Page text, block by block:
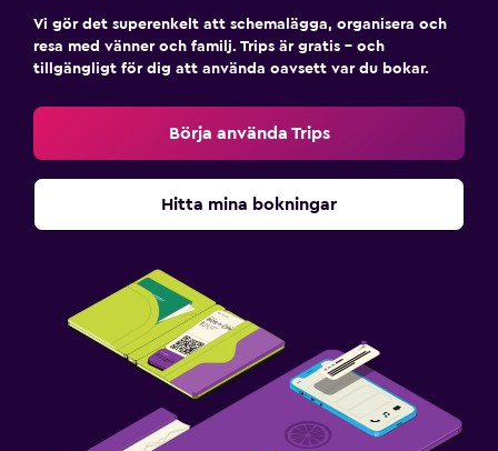
Delat lounge/TV-område
Picknickområde
Terrass/uteplats
Uttag nära sängen
Garderob eller klädkammare
Vi gör det superenkelt att schemalägga, organisera och
resa med vänner och familj. Trips är gratis – och
tillgängligt för dig att använda oavsett var du bokar.
Börja använda Trips
Hitta mina bokningar